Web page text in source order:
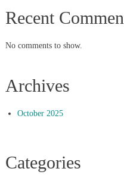
Recent
No comments to show.
Archives
October 2025
Categories